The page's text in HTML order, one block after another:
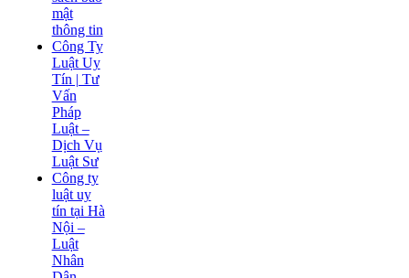
mật
thông tin
Công Ty
Luật Uy
Tín | Tư
Vấn
Pháp
Luật –
Dịch Vụ
Luật Sư
Công ty
luật uy
tín tại Hà
Nội –
Luật
Nhân